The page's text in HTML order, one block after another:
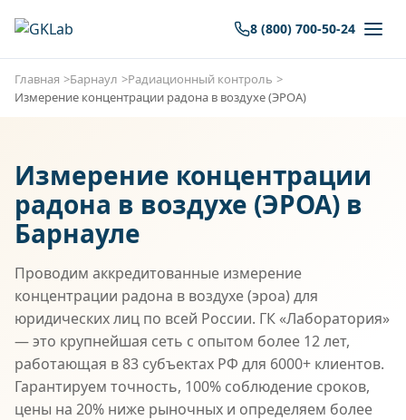
8 (800) 700-50-24
Главная Барнаул
Радиационный контроль
Измерение концентрации радона в воздухе (ЭРОА)
Измерение концентрации
радона в воздухе (ЭРОА) в
Барнауле
Проводим аккредитованные измерение
концентрации радона в воздухе (эроа) для
юридических лиц по всей России. ГК «Лаборатория»
— это крупнейшая сеть с опытом более 12 лет,
работающая в 83 субъектах РФ для 6000+ клиентов.
Гарантируем точность, 100% соблюдение сроков,
цены на 20% ниже рыночных и определяем более